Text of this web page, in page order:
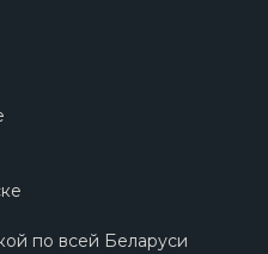
по всей Беларуси